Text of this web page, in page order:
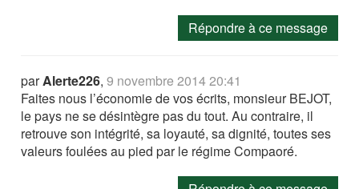
Répondre à ce message
parAlerte226,9 novembre 2014 20:41
Faites nous l’économie de vos écrits, monsieur BEJOT,
le pays ne se désintègre pas du tout. Au contraire, il
retrouve son intégrité, sa loyauté, sa dignité, toutes ses
valeurs foulées au pied par le régime Compaoré.